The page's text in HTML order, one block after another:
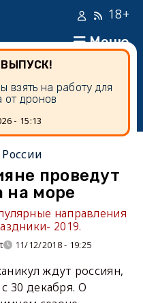
Меню
18+
взять на работу для
от дронов
- 15:13
проведут
на море
направления
2019.
11/12/2018 - 19:25
ждут россиян,
30 декабря. О